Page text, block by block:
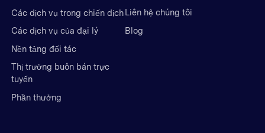
Các dịch vụ trong chiến dịch
Các dịch vụ của đại lý
Nền tảng đối tác
Thị trường buôn bán trực
tuyến
Phần thưởng
Liên hệ chúng tôi
Blog